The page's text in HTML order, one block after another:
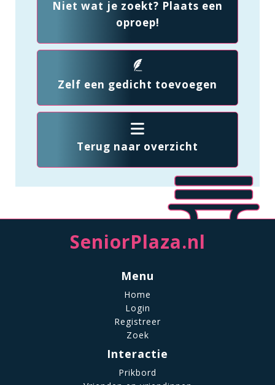
Niet wat je zoekt? Plaats een
oproep!
Zelf een gedicht toevoegen
Terug naar overzicht
SeniorPlaza.nl
Menu
Home
Login
Registreer
Zoek
Interactie
Prikbord